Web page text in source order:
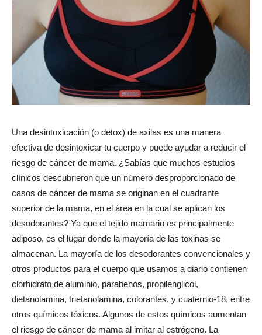
Una desintoxicación (o detox) de axilas es una manera
efectiva de desintoxicar tu cuerpo y puede ayudar a reducir el
riesgo de cáncer de mama. ¿Sabías que muchos estudios
clínicos descubrieron que un número desproporcionado de
casos de cáncer de mama se originan en el cuadrante
superior de la mama, en el área en la cual se aplican los
desodorantes? Ya que el tejido mamario es principalmente
adiposo, es el lugar donde la mayoría de las toxinas se
almacenan. La mayoría de los desodorantes convencionales y
otros productos para el cuerpo que usamos a diario contienen
clorhidrato de aluminio, parabenos, propilenglicol,
dietanolamina, trietanolamina, colorantes, y cuaternio-18, entre
otros químicos tóxicos. Algunos de estos químicos aumentan
el riesgo de cáncer de mama al imitar al estrógeno. La